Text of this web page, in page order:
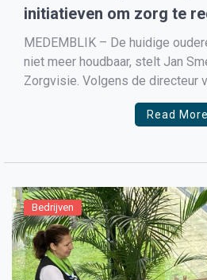
initiatieven om zorg te
MEDEMBLIK – De huidige
niet meer houdbaar, stelt Jan
Zorgvisie. Volgens de directeur
netwerk Nederland Zorgt voor
lokale burgerinitiatieven hetRead More
Bedrijven